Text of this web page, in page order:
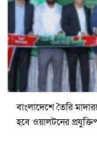
বাংলাদেশে তৈরি
হবে ওয়ালটনের